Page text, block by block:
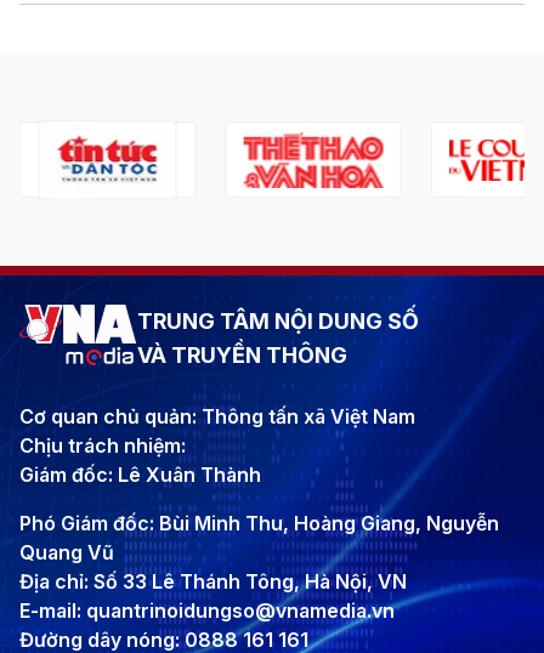
TRUNG TÂM NỘI DUNG SỐ
VÀ TRUYỀN THÔNG
Cơ quan chủ quản: Thông tấn xã Việt Nam
Chịu trách nhiệm:
Giám đốc: Lê Xuân Thành
Phó Giám đốc: Bùi Minh Thu, Hoàng Giang, Nguyễn
Quang Vũ
Địa chỉ: Số 33 Lê Thánh Tông, Hà Nội, VN
E-mail: quantrinoidungso@vnamedia.vn
Đường dây nóng: 0888 161 161